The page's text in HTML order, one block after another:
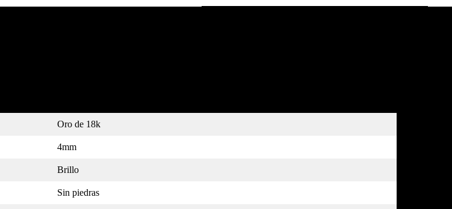
Oro de 18k
4mm
Brillo
Sin piedras